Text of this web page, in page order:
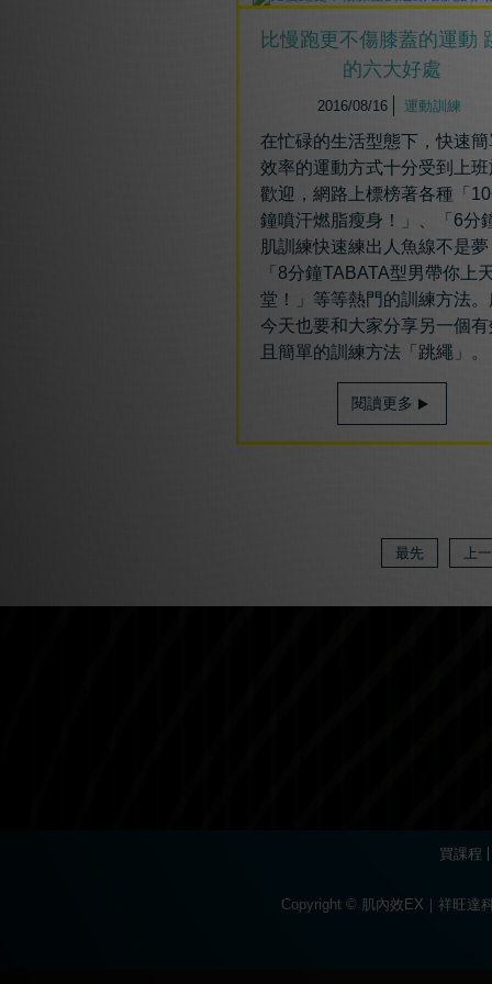
比慢跑更不傷膝蓋的運動
的六大好處
2016/08/16 運動訓練
在忙碌的生活型態下，快速簡
效率的運動方式十分受到上班
歡迎，網路上標榜著各種「 10
鐘噴汗燃脂瘦身！」、「 6分
肌訓練快速練出人魚線不是
「 8分鐘TABATA型男帶你上
堂！」等等熱門的訓練方法。
今天也要和大家分享另一個有
且簡單的訓練方法「跳繩」。
閱讀更多
最先 上
買課程
Copyright © 肌內效EX｜祥旺達